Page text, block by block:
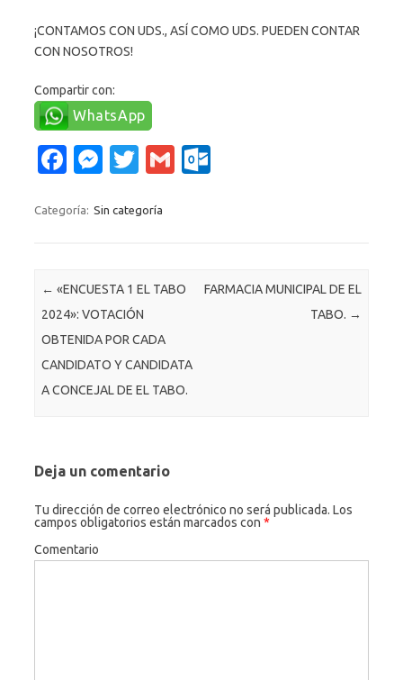
¡CONTAMOS CON UDS., ASÍ COMO UDS. PUEDEN CONTAR
CON NOSOTROS!
Compartir con:
WhatsApp
Fa
e
o
k
M
se
er
T
it
G
c
Categoría: Sin categoría
Navegación de entradas
← «ENCUESTA 1 EL TABO
2024»: VOTACIÓN
OBTENIDA POR CADA
CANDIDATO Y CANDIDATA
A CONCEJAL DE EL TABO.
FARMACIA MUNICIPAL DE EL
TABO. →
Deja un comentario
Tu dirección de correo electrónico no será publicada. Los
campos obligatorios están marcados con *
Comentario